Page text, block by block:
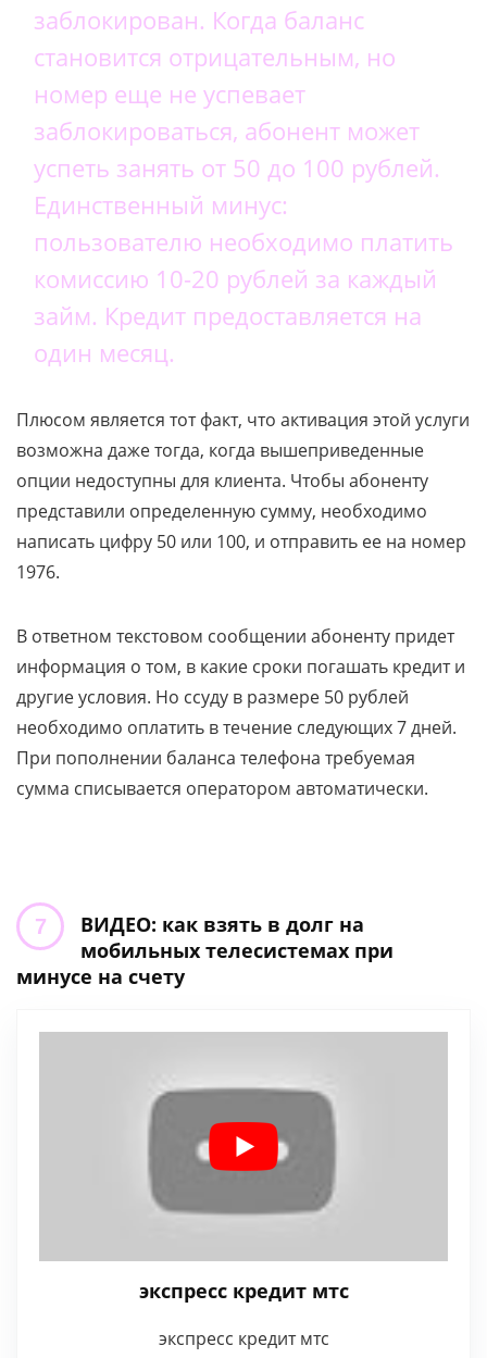
заблокирован. Когда баланс
становится отрицательным, но
номер еще не успевает
заблокироваться, абонент может
успеть занять от 50 до 100 рублей.
Единственный минус:
пользователю необходимо платить
комиссию 10-20 рублей за каждый
займ. Кредит предоставляется на
один месяц.
Плюсом является тот факт, что активация этой услуги
возможна даже тогда, когда вышеприведенные
опции недоступны для клиента. Чтобы абоненту
представили определенную сумму, необходимо
написать цифру 50 или 100, и отправить ее на номер
1976.
В ответном текстовом сообщении абоненту придет
информация о том, в какие сроки погашать кредит и
другие условия. Но ссуду в размере 50 рублей
необходимо оплатить в течение следующих 7 дней.
При пополнении баланса телефона требуемая
сумма списывается оператором автоматически.
ВИДЕО: как взять в долг на
мобильных телесистемах при
минусе на счету
экспресс кредит мтс
экспресс кредит мтс